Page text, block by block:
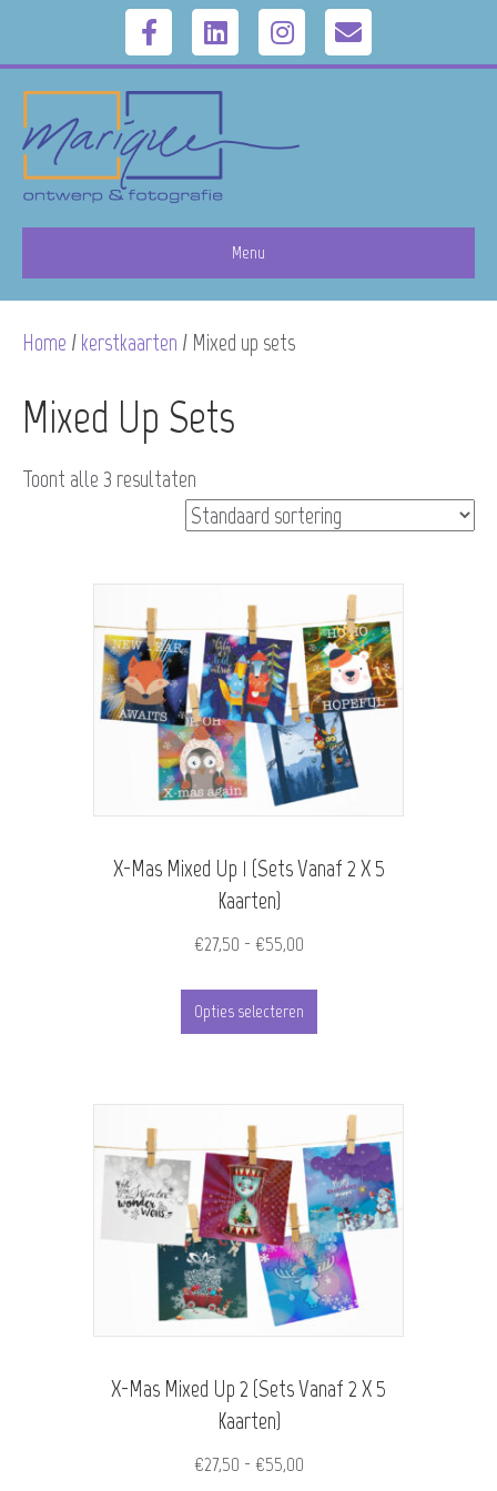
F
a
c
e
o
o
k
L
i
n
k
d
i
n
I
g
r
E
Menu
Home / kerstkaarten / Mixed up sets
Mixed Up Sets
Toont alle 3 resultaten
X-Mas Mixed Up 1 (Sets Vanaf 2 X 5
Kaarten)
€27,50 - €55,00Prijsklasse:
tot
Opties selecteren
Dit
product
meerdere
variaties.
Deze
optie
kan
gekozen
op
X-Mas Mixed Up 2 (Sets Vanaf 2 X 5
Kaarten)
€27,50 - €55,00Prijsklasse: